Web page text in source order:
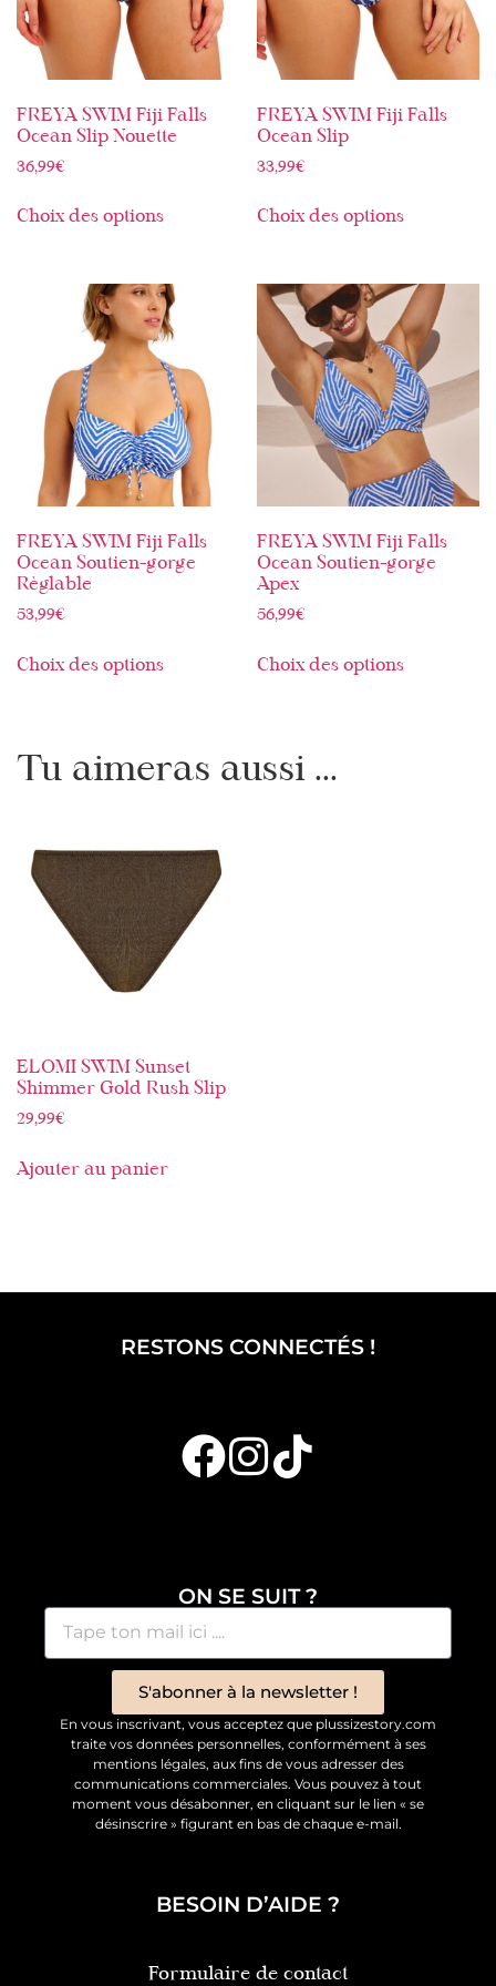
FREYA SWIM Fiji Falls
Ocean Slip Nouette
36,99€
Choix des options
FREYA SWIM Fiji Falls
Ocean Slip
33,99€
Choix des options
FREYA SWIM Fiji Falls
Ocean Soutien-gorge
Règlable
53,99€
Choix des options
FREYA SWIM Fiji Falls
Ocean Soutien-gorge
Apex
56,99€
Choix des options
Tu aimeras aussi ...
ELOMI SWIM Sunset
Shimmer Gold Rush Slip
29,99€
Ajouter au panier
RESTONS CONNECTÉS !
ON SE SUIT ?
S'abonner à la newsletter !
En vous inscrivant, vous acceptez que plussizestory.com
traite vos données personnelles, conformément à ses
mentions légales, aux fins de vous adresser des
communications commerciales. Vous pouvez à tout
moment vous désabonner, en cliquant sur le lien « se
désinscrire » figurant en bas de chaque e-mail.
BESOIN D’AIDE ?
Formulaire de contact